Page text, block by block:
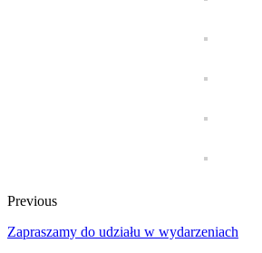
Previous
Zapraszamy do udziału w wydarzeniach